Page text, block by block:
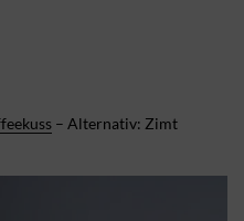
– Alternativ: Zimt